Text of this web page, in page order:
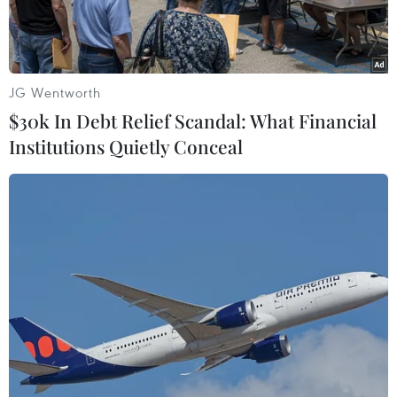
mặt của 446 công ty và tổ chức từ 10 quốc gia.
(Nguồn: Reuters)
Ngày 17/4, Triển lãm Công nghệ Thông tin và
Truyền thông Thế giới đã được khai mạc tại thủ
đô Seoul, Hàn Quốc, hứa hẹn sẽ mang lại trải
JG Wentworth
$30k In Debt Relief Scandal: What Financial
Institutions Quietly Conceal